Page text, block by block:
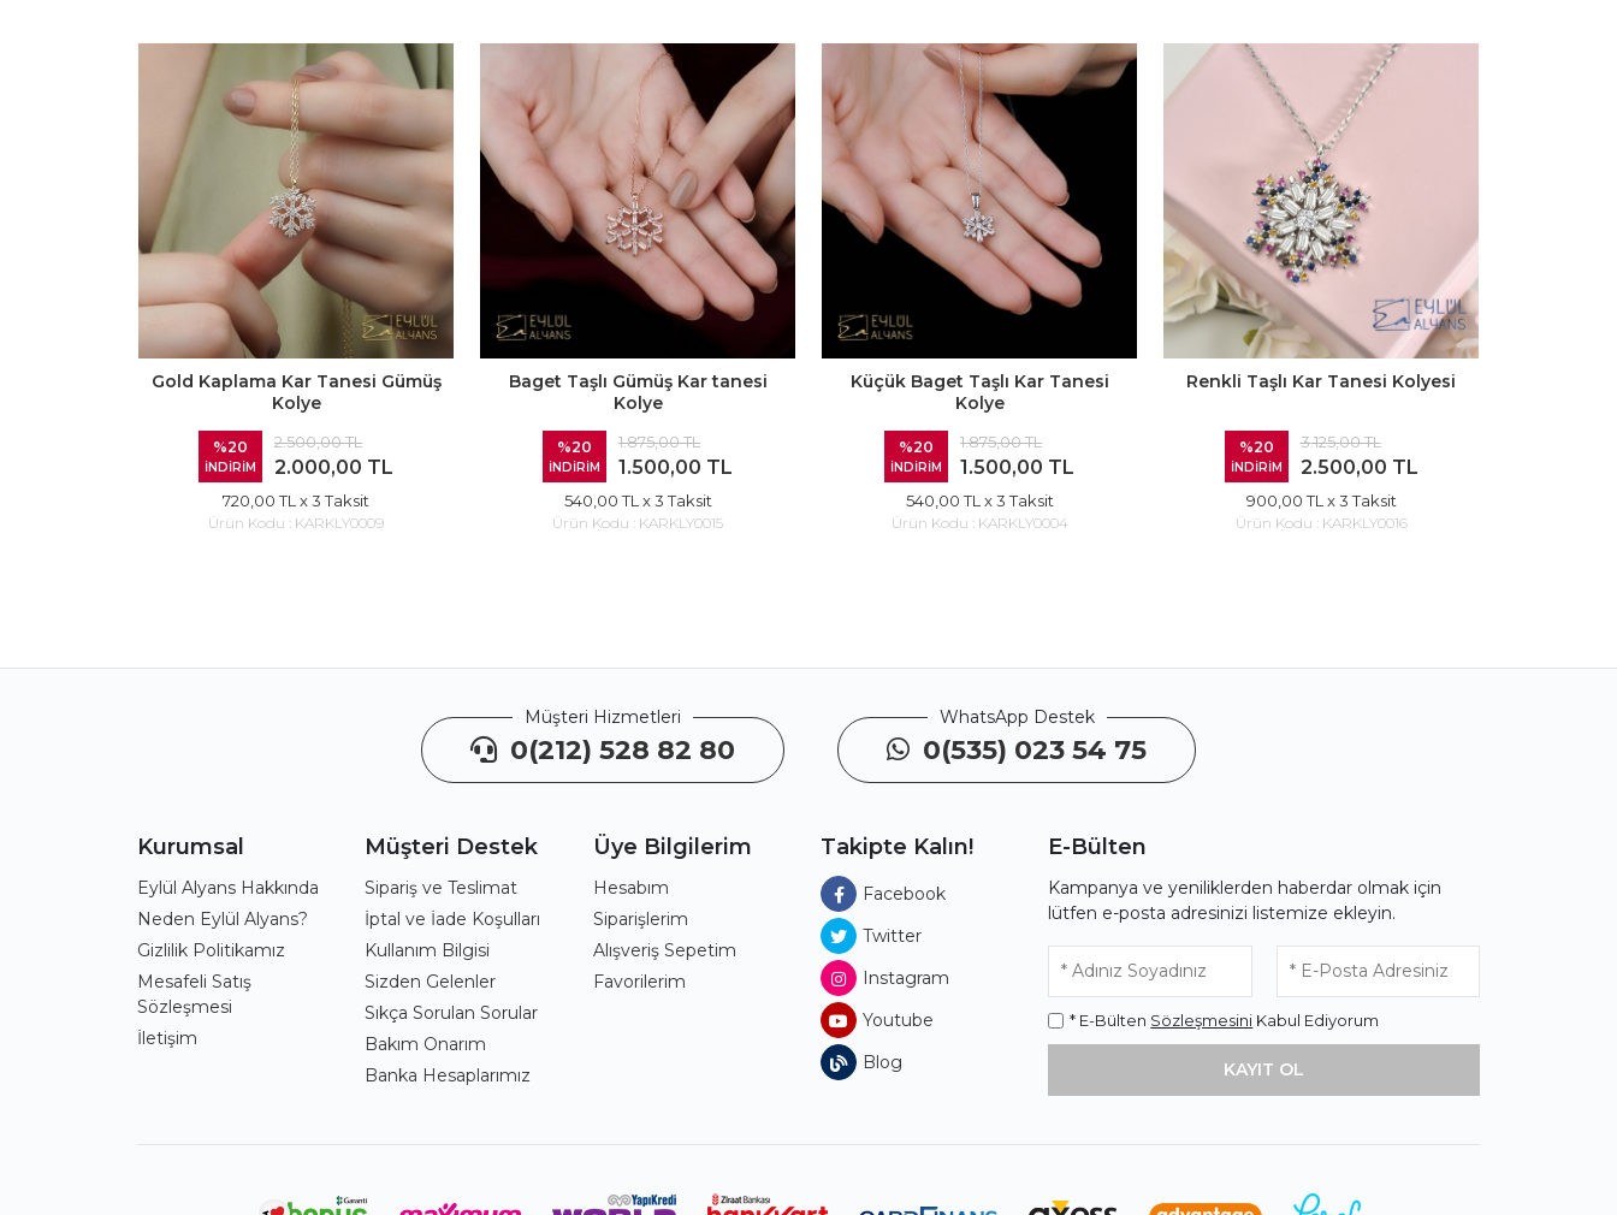
Gold Kaplama Kar Tanesi Gümüş
Kolye
%20
İNDİRİM
2.500,00 TL
2.000,00 TL
720,00 TL x 3 Taksit
Ürün Kodu : KARKLY0009
Baget Taşlı Gümüş Kar tanesi
Kolye
%20
İNDİRİM
1.875,00 TL
1.500,00 TL
540,00 TL x 3 Taksit
Ürün Kodu : KARKLY0015
Küçük Baget Taşlı Kar Tanesi
Kolye
%20
İNDİRİM
1.875,00 TL
1.500,00 TL
540,00 TL x 3 Taksit
Ürün Kodu : KARKLY0004
Renkli Taşlı Kar Tanesi Kolyesi
%20
İNDİRİM
3.125,00 TL
2.500,00 TL
900,00 TL x 3 Taksit
Ürün Kodu : KARKLY0016
Müşteri Hizmetleri
0(212) 528 82 80
WhatsApp Destek
0(535) 023 54 75
Kurumsal
Eylül Alyans Hakkında
Neden Eylül Alyans?
Gizlilik Politikamız
Mesafeli Satış
Sözleşmesi
İletişim
Müşteri Destek
Sipariş ve Teslimat
İptal ve İade Koşulları
Kullanım Bilgisi
Sizden Gelenler
Sıkça Sorulan Sorular
Bakım Onarım
Banka Hesaplarımız
Üye Bilgilerim
Hesabım
Siparişlerim
Alışveriş Sepetim
Favorilerim
Takipte Kalın!
Facebook
Twitter
Instagram
Youtube
Blog
E-Bülten
Kampanya ve yeniliklerden haberdar olmak için
lütfen e-posta adresinizi listemize ekleyin.
* E-Bülten Sözleşmesini Kabul Ediyorum